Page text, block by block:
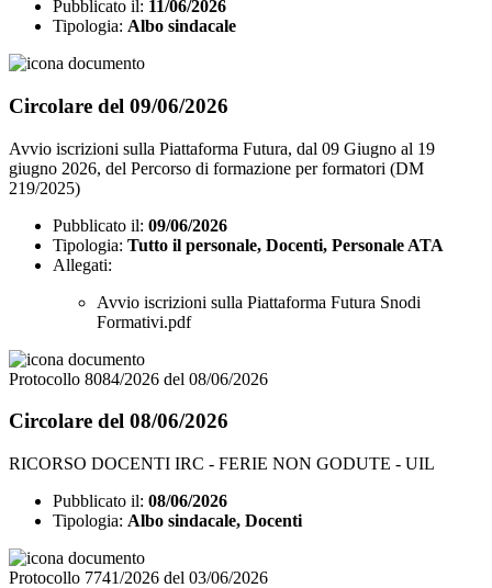
Pubblicato il: 11/06/2026
Tipologia: Albo sindacale
Circolare del 09/06/2026
Avvio iscrizioni sulla Piattaforma Futura, dal 09 Giugno al 19
giugno 2026, del Percorso di formazione per formatori (DM
219/2025)
Pubblicato il: 09/06/2026
Tipologia: Tutto il personale, Docenti, Personale ATA
Allegati:
Avvio iscrizioni sulla Piattaforma Futura Snodi
Formativi.pdf
Protocollo 8084/2026 del 08/06/2026
Circolare del 08/06/2026
RICORSO DOCENTI IRC - FERIE NON GODUTE - UIL
Pubblicato il: 08/06/2026
Tipologia: Albo sindacale, Docenti
Protocollo 7741/2026 del 03/06/2026